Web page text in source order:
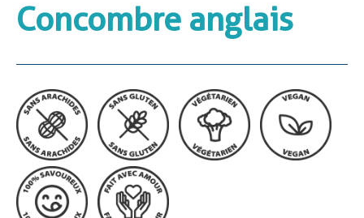
Concombre anglais